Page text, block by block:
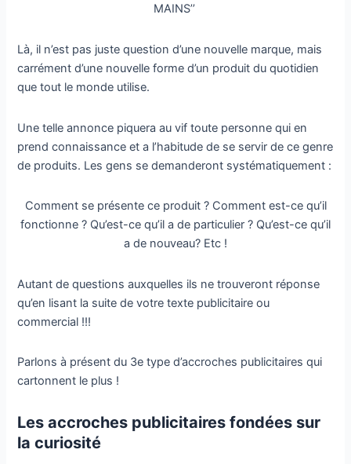
MAINS’’
Là, il n’est pas juste question d’une nouvelle marque, mais
carrément d’une nouvelle forme d’un produit du quotidien
que tout le monde utilise.
Une telle annonce piquera au vif toute personne qui en
prend connaissance et a l’habitude de se servir de ce genre
de produits. Les gens se demanderont systématiquement :
Comment se présente ce produit ? Comment est-ce qu’il
fonctionne ? Qu’est-ce qu’il a de particulier ? Qu’est-ce qu’il
a de nouveau? Etc !
Autant de questions auxquelles ils ne trouveront réponse
qu’en lisant la suite de votre texte publicitaire ou
commercial !!!
Parlons à présent du 3e type d’accroches publicitaires qui
cartonnent le plus !
Les accroches publicitaires fondées sur
la curiosité